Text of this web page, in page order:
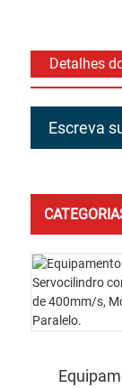
Detalhes
Escreva